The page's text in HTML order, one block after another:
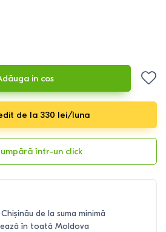
in cos
de la 330 lei/luna
într-un click
de la suma minimă
în toată Moldova